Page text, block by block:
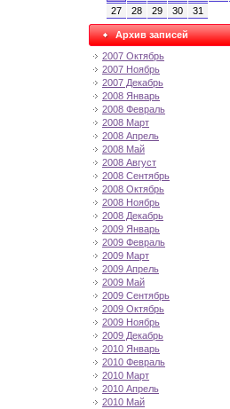
27
28 29 30 31
Архив записей
2007 Октябрь
2007 Ноябрь
2007 Декабрь
2008 Январь
2008 Февраль
2008 Март
2008 Апрель
2008 Май
2008 Август
2008 Сентябрь
2008 Октябрь
2008 Ноябрь
2008 Декабрь
2009 Январь
2009 Февраль
2009 Март
2009 Апрель
2009 Май
2009 Сентябрь
2009 Октябрь
2009 Ноябрь
2009 Декабрь
2010 Январь
2010 Февраль
2010 Март
2010 Апрель
2010 Май